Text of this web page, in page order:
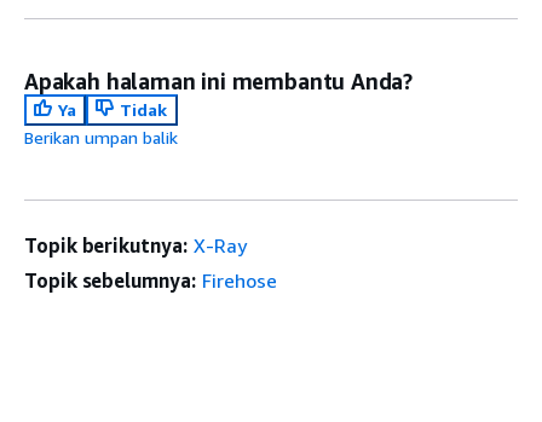
Apakah halaman ini membantu Anda?
Ya
Tidak
Berikan umpan balik
Topik berikutnya: X-Ray
Topik sebelumnya: Firehose